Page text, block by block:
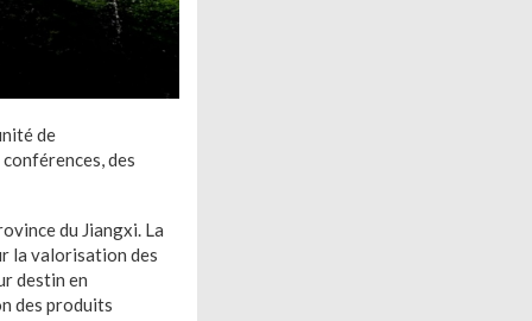
de
des
du Jiangxi. La
la valorisation des
destin en
des produits